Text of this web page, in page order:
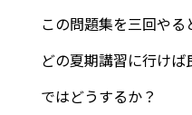
この問題集を三回や
どの夏期講習に行け
ではどうするか？